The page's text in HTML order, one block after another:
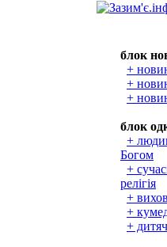
блок
+
+
+
блок
+
Богом
+
релігія
+
+
+